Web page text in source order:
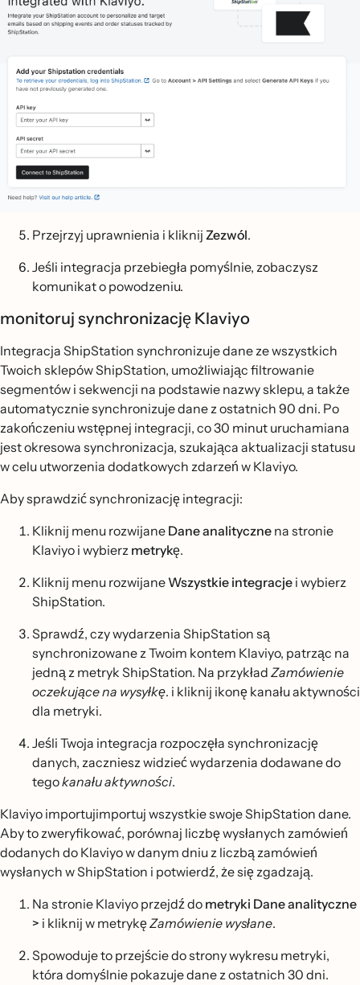
Przejrzyj uprawnienia i kliknij Zezwól.
Jeśli integracja przebiegła pomyślnie, zobaczysz
komunikat o powodzeniu.
monitoruj synchronizację Klaviyo
Integracja ShipStation synchronizuje dane ze wszystkich
Twoich sklepów ShipStation, umożliwiając filtrowanie
segmentów i sekwencji na podstawie nazwy sklepu, a także
automatycznie synchronizuje dane z ostatnich 90 dni. Po
zakończeniu wstępnej integracji, co 30 minut uruchamiana
jest okresowa synchronizacja, szukająca aktualizacji statusu
w celu utworzenia dodatkowych zdarzeń w Klaviyo.
Aby sprawdzić synchronizację integracji:
Kliknij menu rozwijane Dane analityczne na stronie
Klaviyo i wybierz metrykę.
Kliknij menu rozwijaneWszystkie integracje i wybierz
ShipStation.
Sprawdź, czy wydarzenia ShipStation są
synchronizowane z Twoim kontem Klaviyo, patrząc na
jedną z metryk ShipStation. Na przykład Zamówienie
oczekujące na wysyłkę. i kliknij ikonę kanału aktywności
dla metryki.
Jeśli Twoja integracja rozpoczęła synchronizację
danych, zaczniesz widzieć wydarzenia dodawane do
tegokanału aktywności.
Klaviyo importujimportuj wszystkie swoje ShipStation dane.
Aby to zweryfikować, porównaj liczbę wysłanych zamówień
dodanych do Klaviyo w danym dniu z liczbą zamówień
wysłanych w ShipStation i potwierdź, że się zgadzają.
Na stronie Klaviyo przejdź do metryki Dane analityczne
> i kliknij w metrykęZamówienie wysłane.
Spowoduje to przejście do strony wykresu metryki,
która domyślnie pokazuje dane z ostatnich 30 dni.